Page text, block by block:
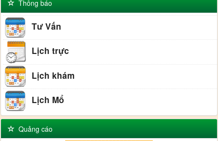
Thông báo
Tư Vấn
Lịch trực
Lịch khám
Lịch Mổ
Quảng cáo